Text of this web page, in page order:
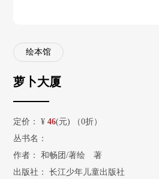
绘本馆
萝卜大厦
定价： ¥46(元) （0折）
丛书名：
作者：
和畅团/著绘 著
出版社：
长江少年儿童出版社